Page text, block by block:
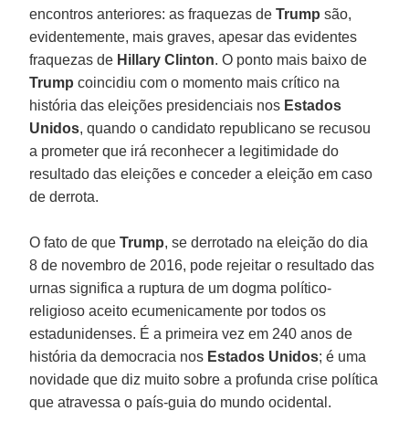
encontros anteriores: as fraquezas deTrump são,
evidentemente, mais graves, apesar das evidentes
fraquezas de Hillary Clinton. O ponto mais baixo de
Trump coincidiu com o momento mais crítico na
história das eleições presidenciais nos Estados
Unidos, quando o candidato republicano se recusou
a prometer que irá reconhecer a legitimidade do
resultado das eleições e conceder a eleição em caso
de derrota.
O fato de queTrump, se derrotado na eleição do dia
8 de novembro de 2016, pode rejeitar o resultado das
urnas significa a ruptura de um dogma político-
religioso aceito ecumenicamente por todos os
estadunidenses. É a primeira vez em 240 anos de
história da democracia nos Estados Unidos; é uma
novidade que diz muito sobre a profunda crise política
que atravessa o país-guia do mundo ocidental.